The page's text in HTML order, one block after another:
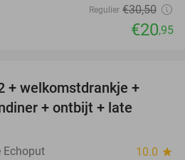
Regulier €30,50
€20,95
+ welkomstdrankje +
+ ontbijt + late
Echoput 10.0 star